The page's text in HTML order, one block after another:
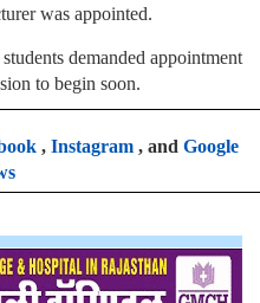
was appointed.
demanded appointment
to begin soon.
, Instagram, and Google